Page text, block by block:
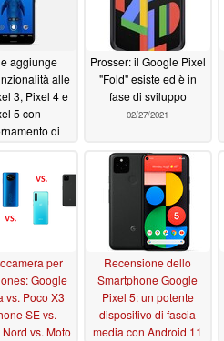
aggiunge
alle
3, Pixel 4 e
5 con
di
Prosser: il Google Pixel
"Fold" esiste ed è in
fase di sviluppo
02/27/2021
per
Google
vs. Poco X3
SE vs.
vs. Moto
Recensione dello
Smartphone Google
Pixel 5: un potente
dispositivo di fascia
media con Android 11